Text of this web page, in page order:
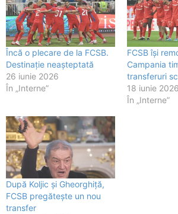
Încă o plecare de la FCSB.
Destinație neașteptată
26 iunie 2026
În „Interne”
FCSB își
Campania
transferuri
18 iunie 2026
În „Interne”
După Koljic și Gheorghiță,
FCSB pregătește un nou
transfer